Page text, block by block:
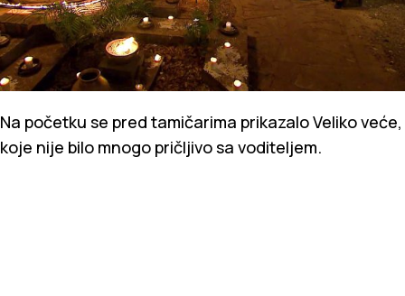
Na početku se pred tamičarima prikazalo Veliko veće,
koje nije bilo mnogo pričljivo sa voditeljem.